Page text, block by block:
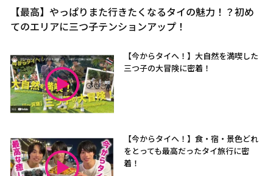
【最高】やっぱりまた行きたくなるタイの魅力！？初め
てのエリアに三つ子テンションアップ！
【今からタイへ！】大自然を満喫した
三つ子の大冒険に密着！
【今からタイへ！】食・宿・景色どれ
をとっても最高だったタイ旅行に密
着！